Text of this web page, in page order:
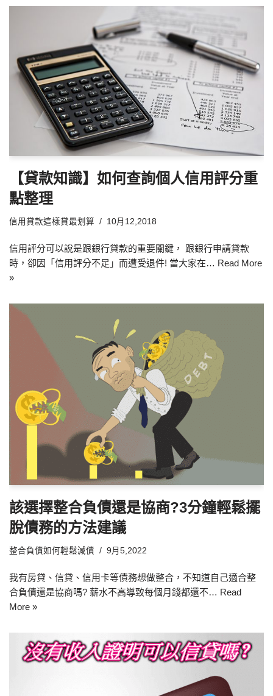
【貸款知識】如何查詢個人信用評分重
點整理
信用貸款這樣貸最划算 10月12,2018
信用評分可以說是跟銀行貸款的重要關鍵， 跟銀行申請貸款
時，卻因「信用評分不足」而遭受退件! 當大家在… Read More
»
該選擇整合負債還是協商?3分鐘輕鬆擺
脫債務的方法建議
整合負債如何輕鬆減債 9月5,2022
我有房貸、信貸、信用卡等債務想做整合，不知道自己適合整
合負債還是協商嗎? 薪水不高導致每個月錢都還不… Read
More »